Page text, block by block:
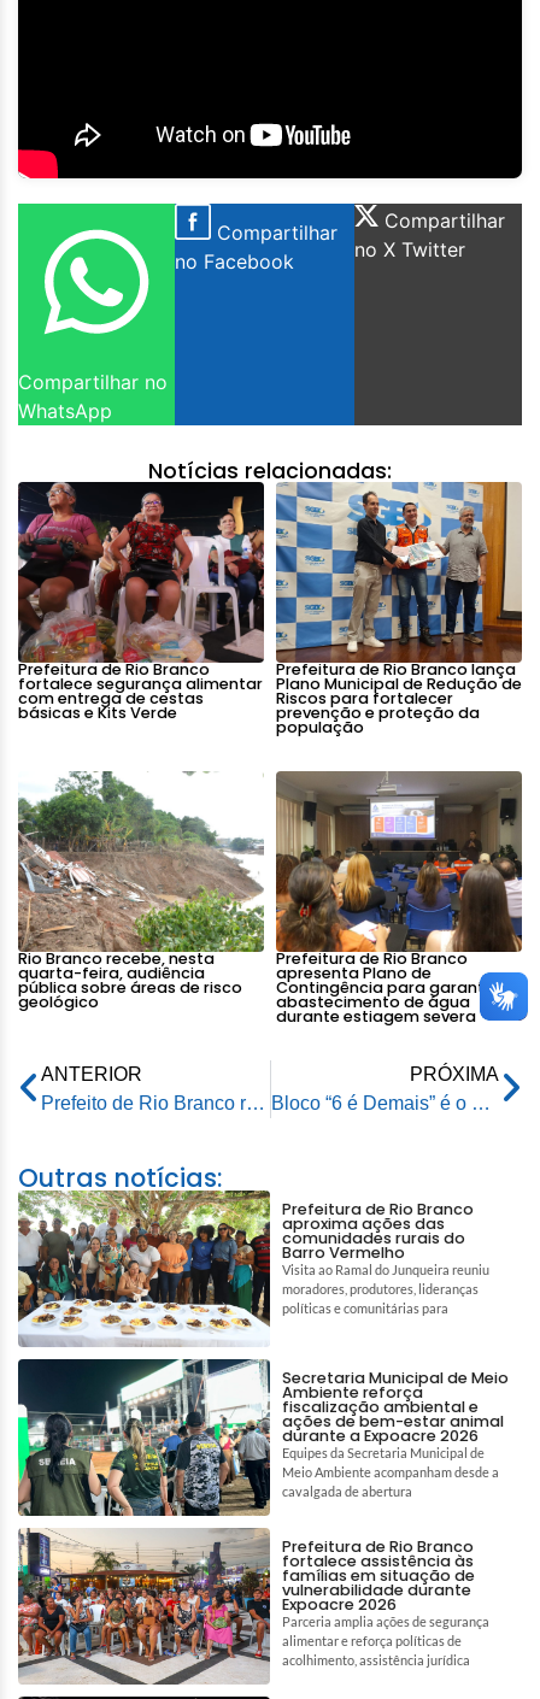
Compartilhar no
WhatsApp
Compartilhar
no Facebook
Compartilhar
no X Twitter
Notícias relacionadas:
Prefeitura de Rio Branco
fortalece segurança alimentar
com entrega de cestas
básicas e Kits Verde
Prefeitura de Rio Branco lança
Plano Municipal de Redução de
Riscos para fortalecer
prevenção e proteção da
população
Rio Branco recebe, nesta
quarta-feira, audiência
pública sobre áreas de risco
geológico
Prefeitura de Rio Branco
apresenta Plano de
Contingência para garantir
abastecimento de água
durante estiagem severa
ANTERIOR
Prefeito de Rio Branco recebe visita cortesia de vereadora e deputado estadual
PRÓXIMA
Bloco “6 é Demais” é o grande campeão do Carnaval da Família 2025
Outras notícias:
Prefeitura de Rio Branco
aproxima ações das
comunidades rurais do
Barro Vermelho
Visita ao Ramal do Junqueira reuniu
moradores, produtores, lideranças
políticas e comunitárias para
Secretaria Municipal de Meio
Ambiente reforça
fiscalização ambiental e
ações de bem-estar animal
durante a Expoacre 2026
Equipes da Secretaria Municipal de
Meio Ambiente acompanham desde a
cavalgada de abertura
Prefeitura de Rio Branco
fortalece assistência às
famílias em situação de
vulnerabilidade durante
Expoacre 2026
Parceria amplia ações de segurança
alimentar e reforça políticas de
acolhimento, assistência jurídica